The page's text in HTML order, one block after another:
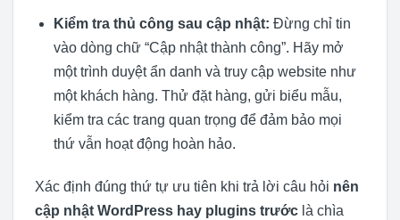
Kiểm tra thủ công sau cập nhật: Đừng chỉ tin
vào dòng chữ “Cập nhật thành công”. Hãy mở
một trình duyệt ẩn danh và truy cập website như
một khách hàng. Thử đặt hàng, gửi biểu mẫu,
kiểm tra các trang quan trọng để đảm bảo mọi
thứ vẫn hoạt động hoàn hảo.
Xác định đúng thứ tự ưu tiên khi trả lời câu hỏi nên
cập nhật WordPress hay plugins trước là chìa